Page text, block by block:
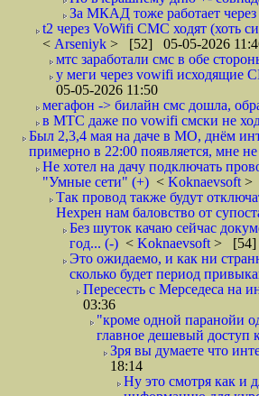
За МКАД тоже работает через
t2 через VoWifi СМС ходят (хоть
< Arseniyk > [52] 05-05-2026
мтс заработали смс в обе
у меги через vowifi исходящие
05-05-2026 11:50
мегафон -> билайн смс дошла,
в МТС даже по vowifi смски не
Был 2,3,4 мая на даче в МО, днём
примерно в 22:00 появляется, мне
Не хотел на дачу подключать
"Умные сети" (+) < Koknaevsoft >
Так провод также будут
Нехрен нам баловство от
Без шуток качаю сейчас
год... (-) < Koknaevsoft > [54]
Это ожидаемо, и как ни
сколько будет период
Пересесть с Мерседеса на
03:36
"кроме одной паранойи
главное дешевый доступ
Зря вы думаете что
18:14
Ну это смотря как и